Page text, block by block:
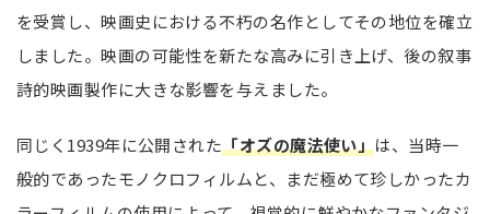
を受賞し、映画史における不朽の名作としてその地位を確立
しました。映画の可能性を新たな高みに引き上げ、後の叙事
詩的映画製作に大きな影響を与えました。
同じく1939年に公開された「オズの魔法使い」は、当時一
般的であったモノクロフィルムと、まだ極めて珍しかったカ